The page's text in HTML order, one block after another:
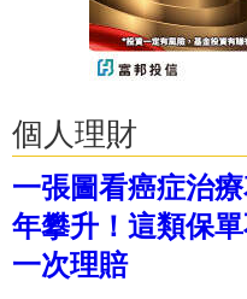
個人理財
一張圖看癌症治
年攀升！這類保
一次理賠